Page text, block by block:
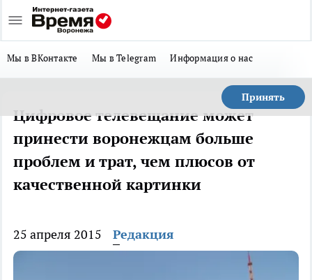
Мы в ВКонтакте Мы в Telegram Информация о нас
Принять
Цифровое телевещание может
принести воронежцам больше
проблем и трат, чем плюсов от
качественной картинки
25 апреля 2015 Редакция